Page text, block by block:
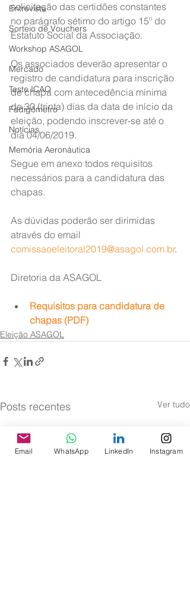
Entrevista
Sorteio de Vouchers
Workshop ASAGOL
Mercado
Teste ICAO
Fadigômetro
Notícias
Memória Aeronáutica
solicitação das certidões constantes
no parágrafo sétimo do artigo 15º do
Estatuto Social da Associação.
Os associados deverão apresentar o
registro de candidatura para inscrição
de chapa com antecedência mínima
de 30 (trinta) dias da data de início da
eleição, podendo inscrever-se até o
dia 04/06/2019.
Segue em anexo todos requisitos
necessários para a candidatura das
chapas.
As dúvidas poderão ser dirimidas
através do email
comissaoeleitoral2019@asagol.com.br.
Diretoria da ASAGOL
Requisitos para candidatura de
chapas (PDF)
Eleição ASAGOL
Posts recentes Ver tudo
Email WhatsApp LinkedIn Instagram